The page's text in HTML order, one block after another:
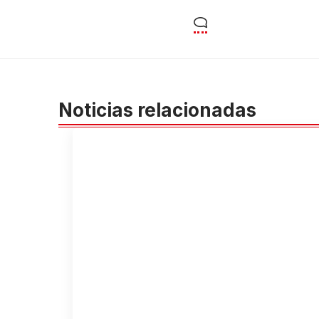
Noticias relacionadas